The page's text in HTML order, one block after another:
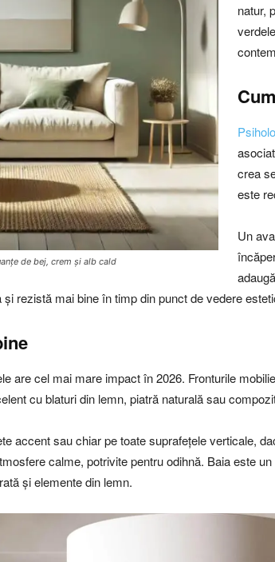
de bej, crem și alb cald
natur,
crea
este
Un
rezistă mai bine în timp din punct de vedere
are cel mai mare impact în 2026. Fronturile
cu blaturi din lemn, piatră naturală sau
accent sau chiar pe toate suprafețele verticale,
calme, potrivite pentru odihnă. Baia este
și elemente din lemn.